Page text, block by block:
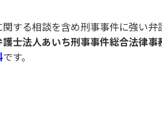
関する相談を含め刑事事件に強い
護士法人あいち刑事事件総合法律事
です。